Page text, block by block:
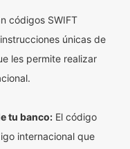
códigos SWIFT
únicas de
les permite realizar
tu banco: El código
internacional que